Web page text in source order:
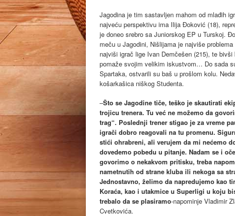
Jagodina je tim sastavljen mahom od mlađih
najveću perspektivu ima Ilija Đoković (18),
je doneo srebro sa Juniorskog EP u Turskoj.
meču u Jagodini, Nišlijama je najviše
najviši igrač lige Ivan Demčešen (215), te
pomaže svojim velikim iskustvom… Do sada
Spartaka, ostvarili su baš u prošlom kolu.
košarkašica niškog Studenta.
–Što se Jagodine tiče, teško je skautirati
trojicu trenera. Tu već ne možemo da
trag“. Poslednji trener stigao je za vreme
igrači dobro reagovali na tu promenu.
stići ohrabreni, ali verujem da mi nećemo
dovedemo pobedu u pitanje. Nadam se i
govorimo o nekakvom pritisku, treba
nametnutih od strane kluba ili nekoga sa
Jednostavno, želimo da napredujemo kao
Koraća, kao i utakmice u Superligi u koju
trebalo da se plasiramo-napominje Vladimir
Cvetkovića.